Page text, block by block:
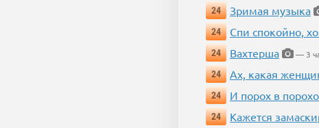
24
Зримая музыка
24
Спи спокойно,
24
Вахтерша
— 3
24
Ах, какая
24
И порох в
24
Кажется